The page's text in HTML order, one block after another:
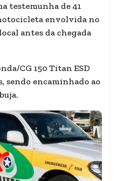
testemunha de 41
envolvida no
antes da chegada
CG 150 Titan ESD
sendo encaminhado ao